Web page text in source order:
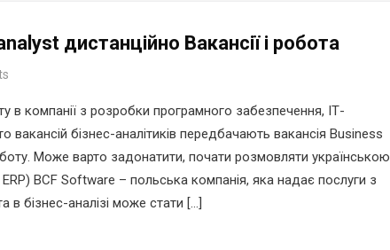
дистанційно Вакансії і робота
в компанії з розробки програмного забезпечення, ІТ-
вакансій бізнес-аналітиків передбачають вакансія Business
Може варто задонатити, почати розмовляти українською
BCF Software – польська компанія, яка надає послуги з
бізнес-аналізі може стати […]